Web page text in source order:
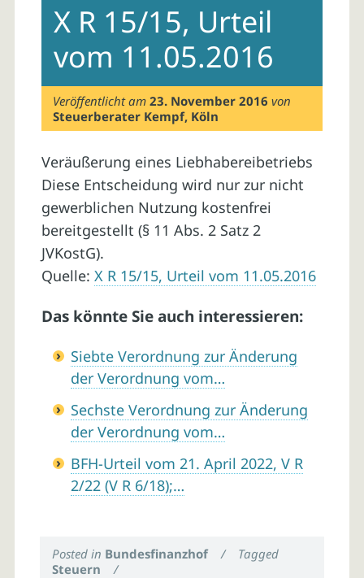
contentX R 15/15, Urteil
vom 11.05.2016
Veröffentlicht am23. November 2016 von
Steuerberater Kempf, Köln
Veräußerung eines Liebhabereibetriebs
Diese Entscheidung wird nur zur nicht
gewerblichen Nutzung kostenfrei
bereitgestellt (§ 11 Abs. 2 Satz 2
JVKostG).
Quelle: X R 15/15, Urteil vom 11.05.2016
Das könnte Sie auch interessieren:
Siebte Verordnung zur Änderung
der Verordnung vom…
Sechste Verordnung zur Änderung
der Verordnung vom…
BFH-Urteil vom 21. April 2022, V R
2/22 (V R 6/18);…
Posted in Bundesfinanzhof /
Tagged
Steuern
/